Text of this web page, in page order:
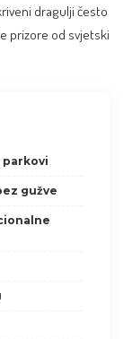
dragulji često
prizore od svjetski
parkovi
gužve